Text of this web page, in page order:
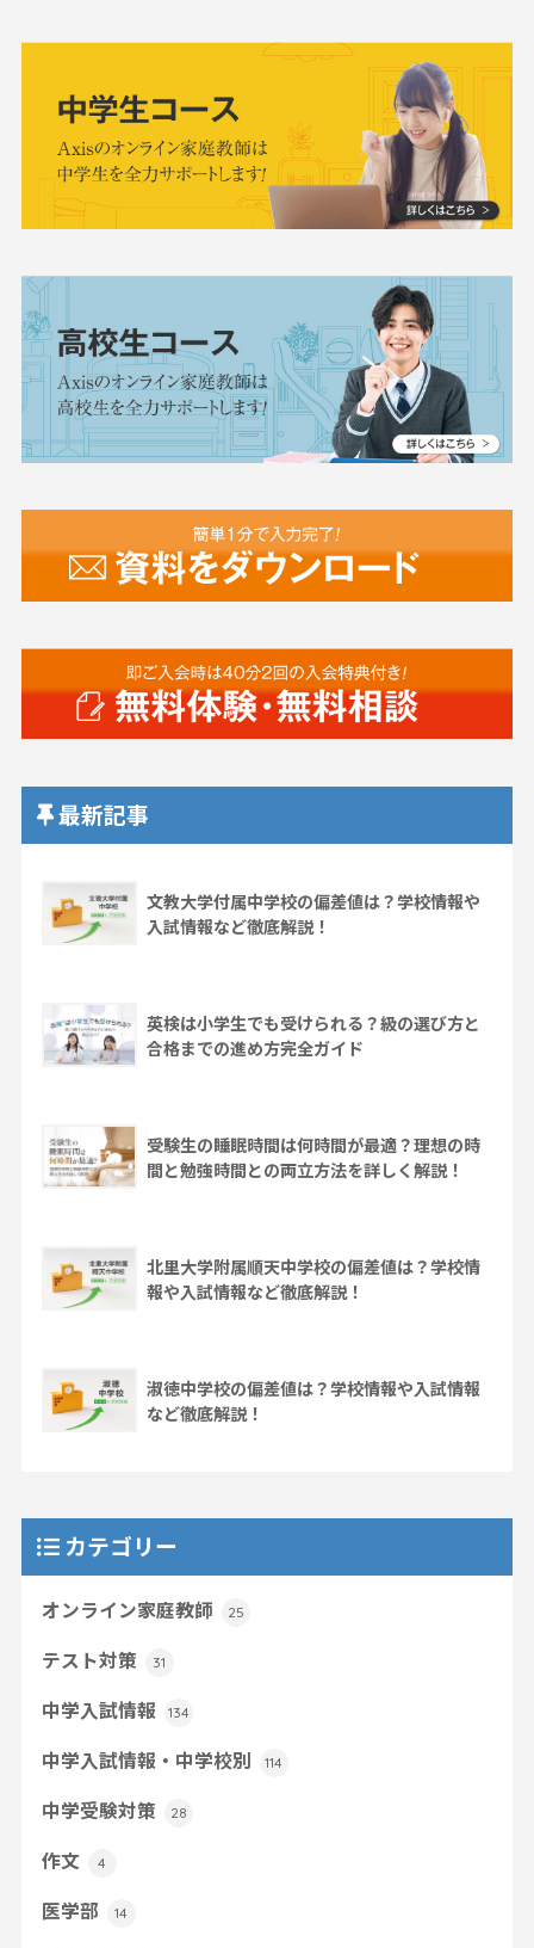
最新記事
文教大学付属中学校の偏差値は？学校情報や
入試情報など徹底解説！
英検は小学生でも受けられる？級の選び方と
合格までの進め方完全ガイド
受験生の睡眠時間は何時間が最適？理想の時
間と勉強時間との両立方法を詳しく解説！
北里大学附属順天中学校の偏差値は？学校情
報や入試情報など徹底解説！
淑徳中学校の偏差値は？学校情報や入試情報
など徹底解説！
カテゴリー
オンライン家庭教師 25
テスト対策 31
中学入試情報 134
中学入試情報・中学校別 114
中学受験対策 28
作文 4
医学部 14